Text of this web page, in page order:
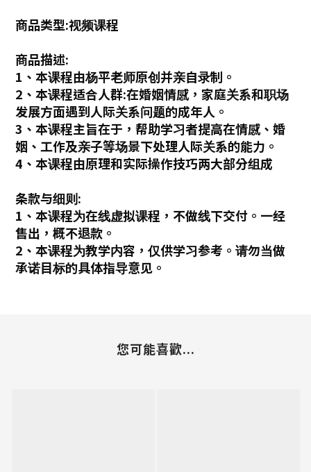
商品类型:视频课程
商品描述:
1、本课程由杨平老师原创并亲自录制。
2、本课程适合人群:在婚姻情感，家庭关系和职场
发展方面遇到人际关系问题的成年人。
3、本课程主旨在于，帮助学习者提高在情感、婚
姻、工作及亲子等场景下处理人际关系的能力。
4、本课程由原理和实际操作技巧两大部分组成
条款与细则:
1、本课程为在线虚拟课程，不做线下交付。一经
售出，概不退款。
2、本课程为教学内容，仅供学习参考。请勿当做
承诺目标的具体指导意见。
您可能喜歡...